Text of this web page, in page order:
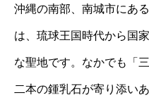
沖縄の南部、南城市にあ
は、琉球王国時代から国
な聖地です。なかでも「
二本の鍾乳石が寄り添い